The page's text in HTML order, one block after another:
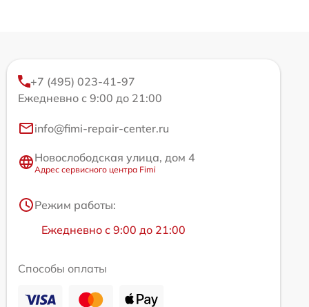
+7 (495) 023-41-97
Ежедневно с 9:00 до 21:00
info@fimi-repair-center.ru
Новослободская улица, дом 4
Адрес сервисного центра Fimi
Режим работы:
Ежедневно с 9:00 до 21:00
Способы оплаты